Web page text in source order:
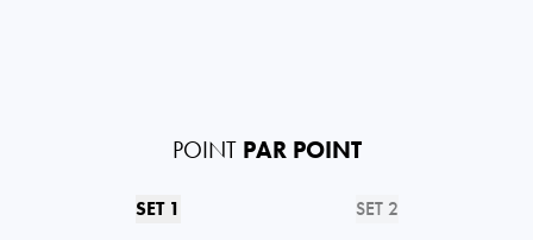
POINT PAR POINT
SET 1 SET 2